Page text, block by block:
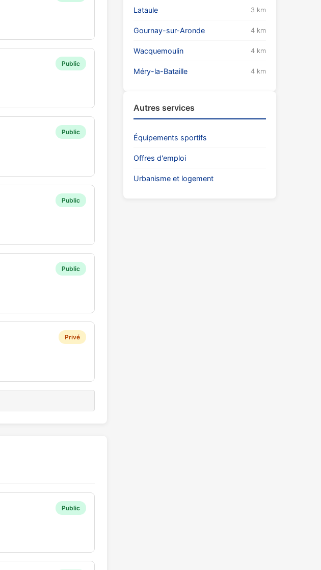
Public
Public
Public
Public
Privé
Public
Lataule 3 km
Gournay-sur-Aronde 4 km
Wacquemoulin 4 km
Méry-la-Bataille 4 km
Autres services
Équipements sportifs
Offres d'emploi
Urbanisme et logement